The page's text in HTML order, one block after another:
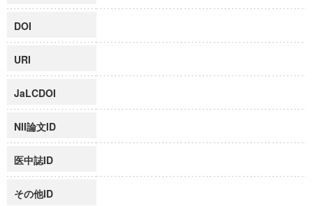
DOI
URI
JaLCDOI
NII論文ID
医中誌ID
その他ID